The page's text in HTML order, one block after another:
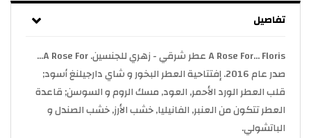
تفاصيل
A Rose For... Floris عطر شرقي - زهري للجنسين. A Rose For...
صدر عام 2016. إفتتاحية العطر البخور و شاي دارجيلنغ أسود;
قلب العطر الورد الأحمر, العود, مسك الروم و السوسن; قاعدة
العطر تتكون من العنبر, الفانيليا, خشب الأرز, خشب الصندل و
الباتشولي.